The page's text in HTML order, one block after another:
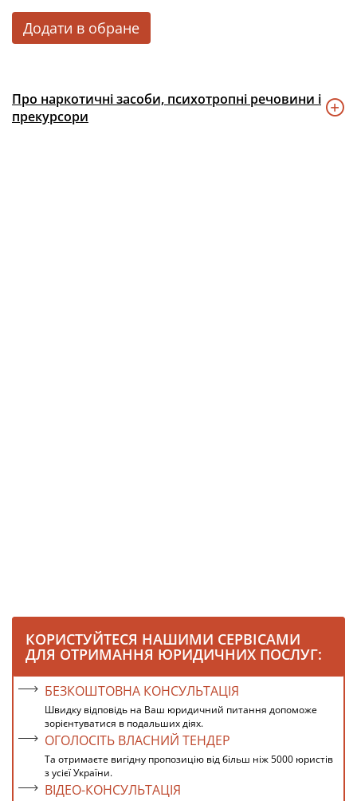
Додати в обране
Про наркотичні засоби, психотропні речовини і
прекурсори
КОРИСТУЙТЕСЯ НАШИМИ СЕРВІСАМИ
ДЛЯ ОТРИМАННЯ ЮРИДИЧНИХ ПОСЛУГ:
БЕЗКОШТОВНА КОНСУЛЬТАЦІЯ
Швидку відповідь на Ваш юридичний питання допоможе
зорієнтуватися в подальших діях.
ОГОЛОСІТЬ ВЛАСНИЙ ТЕНДЕР
Та отримаєте вигідну пропозицію від більш ніж 5000 юристів
з усієї України.
ВІДЕО-КОНСУЛЬТАЦІЯ